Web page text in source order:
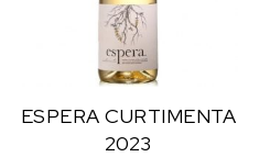
ESPERA CURTIMENTA
2023